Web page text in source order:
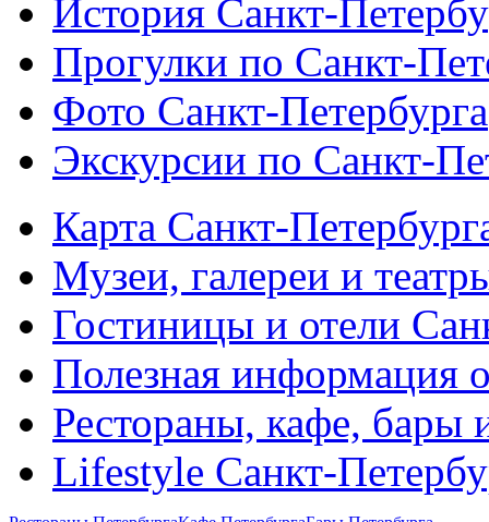
История Санкт-
Прогулки по Санкт-
Фото Санкт-Петербурга
Экскурсии по Санкт-
Карта Санкт-
Музеи, галереи и
Гостиницы и отели
Полезная информация
Рестораны, кафе, бары
Lifestyle Санкт-